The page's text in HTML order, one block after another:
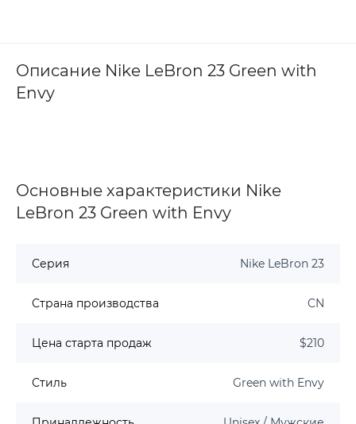
Описание Nike LeBron 23 Green with
Envy
Основные характеристики Nike
LeBron 23 Green with Envy
Серия Nike LeBron 23
Страна производства CN
Цена старта продаж $210
Стиль Green with Envy